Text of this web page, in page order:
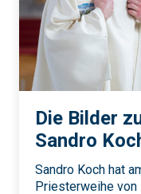
Die Bilder
Sandro
Sandro Koch hat
Priesterweihe von